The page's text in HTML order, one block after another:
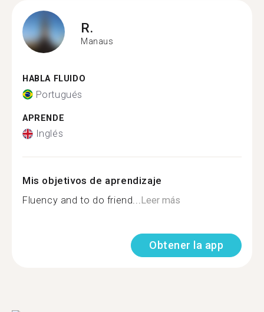
R.
Manaus
HABLA FLUIDO
Portugués
APRENDE
Inglés
Mis objetivos de aprendizaje
Fluency and to do friend...Leer más
Obtener la app